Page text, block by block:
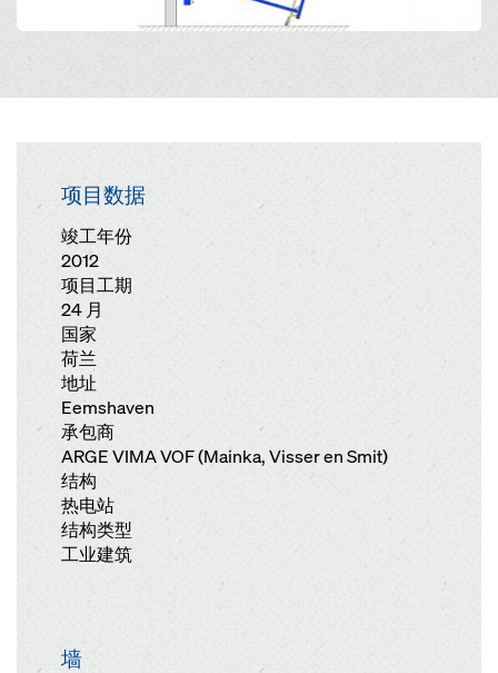
项目数据
竣工年份
2012
项目工期
24 月
国家
荷兰
地址
Eemshaven
承包商
ARGE VIMA VOF (Mainka, Visser en Smit)
结构
热电站
结构类型
工业建筑
墙